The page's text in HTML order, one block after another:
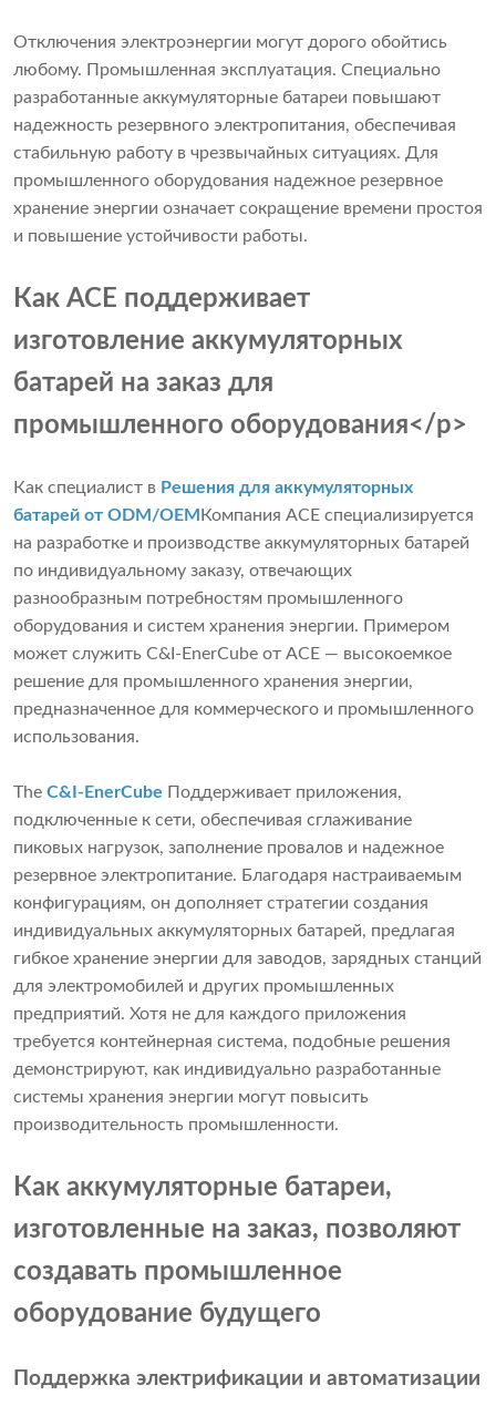
Отключения электроэнергии могут дорого обойтись
любому. Промышленная эксплуатация. Специально
разработанные аккумуляторные батареи повышают
надежность резервного электропитания, обеспечивая
стабильную работу в чрезвычайных ситуациях. Для
промышленного оборудования надежное резервное
хранение энергии означает сокращение времени простоя
и повышение устойчивости работы.
Как ACE поддерживает
изготовление аккумуляторных
батарей на заказ для
промышленного оборудования</p>
Как специалист в Решения для аккумуляторных
батарей от ODM/OEM Компания ACE специализируется
на разработке и производстве аккумуляторных батарей
по индивидуальному заказу, отвечающих
разнообразным потребностям промышленного
оборудования и систем хранения энергии. Примером
может служить C&I-EnerCube от ACE — высокоемкое
решение для промышленного хранения энергии,
предназначенное для коммерческого и промышленного
использования.
The C&I-EnerCube Поддерживает приложения,
подключенные к сети, обеспечивая сглаживание
пиковых нагрузок, заполнение провалов и надежное
резервное электропитание. Благодаря настраиваемым
конфигурациям, он дополняет стратегии создания
индивидуальных аккумуляторных батарей, предлагая
гибкое хранение энергии для заводов, зарядных станций
для электромобилей и других промышленных
предприятий. Хотя не для каждого приложения
требуется контейнерная система, подобные решения
демонстрируют, как индивидуально разработанные
системы хранения энергии могут повысить
производительность промышленности.
Как аккумуляторные батареи,
изготовленные на заказ, позволяют
создавать промышленное
оборудование будущего
Поддержка электрификации и автоматизации